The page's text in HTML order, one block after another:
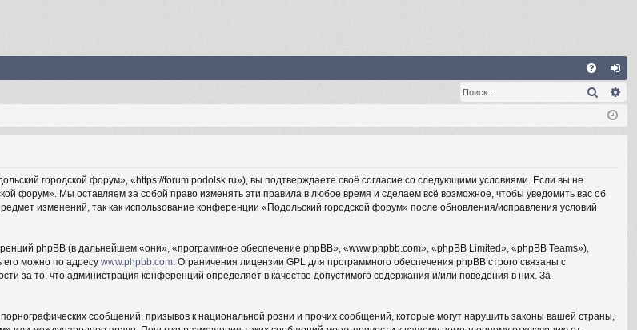
FA хо
д
Поиск
городской форум», «https://forum.podolsk.ru»), вы подтверждаете своё согласие со следующими условиями. Если вы не
форум». Мы оставляем за собой право изменять эти правила в любое время и сделаем всё возможное, чтобы уведомить вас об
изменений, так как использование конференции «Подольский городской форум» после обновления/исправления условий
phpBB (в дальнейшем «они», «программное обеспечение phpBB», «www.phpbb.com», «phpBB Limited», «phpBB Teams»),
можно по адресу www.phpbb.com. Ограничения лицензии GPL для программного обеспечения phpBB строго связаны с
за то, что администрация конференций определяет в качестве допустимого содержания и/или поведения в них. За
сообщений, призывов к национальной розни и прочих сообщений, которые могут нарушить законы вашей страны,